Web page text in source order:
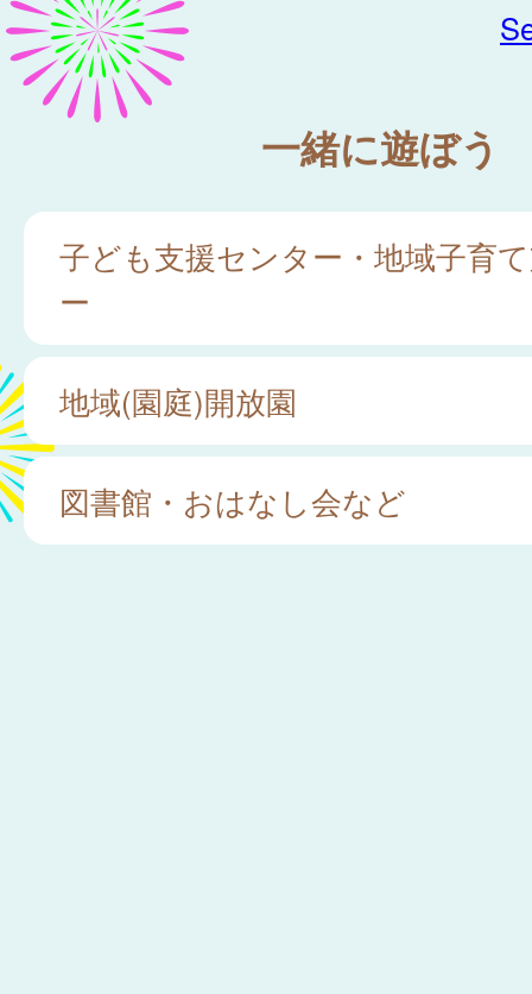
一緒に遊ぼう
子ども支援センター・地域子育
ー
地域(園庭)開放園
図書館・おはなし会など